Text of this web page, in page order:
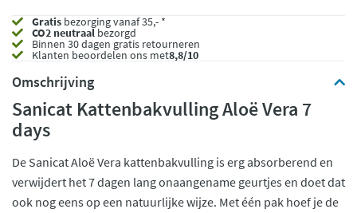
Gratis bezorging vanaf 35,- *
CO2 neutraalbezorgd
Binnen 30 dagen gratis retourneren
Klanten beoordelen ons met8,8/10
Omschrijving
Sanicat Kattenbakvulling Aloë Vera 7
days
De Sanicat Aloë Vera kattenbakvulling is erg absorberend en
verwijdert het 7 dagen lang onaangename geurtjes en doet dat
ook nog eens op een natuurlijke wijze. Met één pak hoef je de